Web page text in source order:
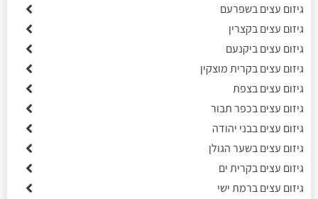
גיזום עצים בשפרעם
גיזום עצים בקצרין
גיזום עצים ביקנעם
גיזום עצים בקרית מוצקין
גיזום עצים בצפת
גיזום עצים בכפר תבור
גיזום עצים בבני יהודה
גיזום עצים בשער הגולן
גיזום עצים בקרית ים
גיזום עצים ברמת ישי